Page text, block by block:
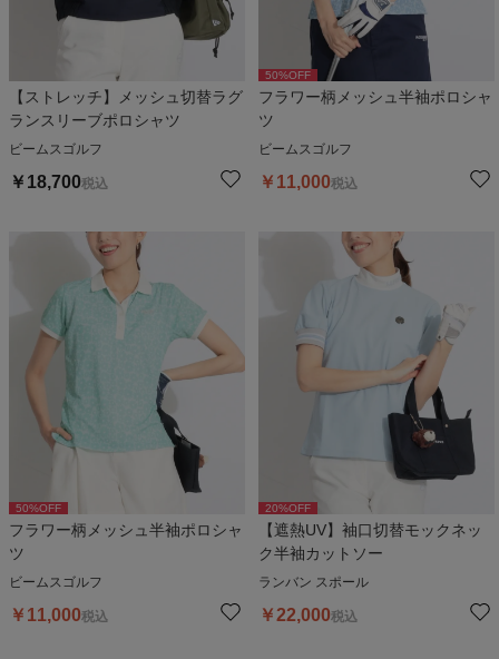
【ストレッチ】メッシュ切替ラグ
ランスリーブポロシャツ
ビームスゴルフ
￥ 18,700税込
50%OFF
フラワー柄メッシュ半袖ポロシャ
ツ
ビームスゴルフ
￥ 11,000税込
50%OFF
フラワー柄メッシュ半袖ポロシャ
ツ
ビームスゴルフ
￥ 11,000税込
20%OFF
【遮熱UV】袖口切替モックネッ
ク半袖カットソー
ランバン スポール
￥22,000税込